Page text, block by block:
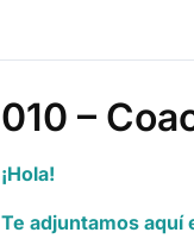
010 –
¡Hola!
Te adjuntamos aquí